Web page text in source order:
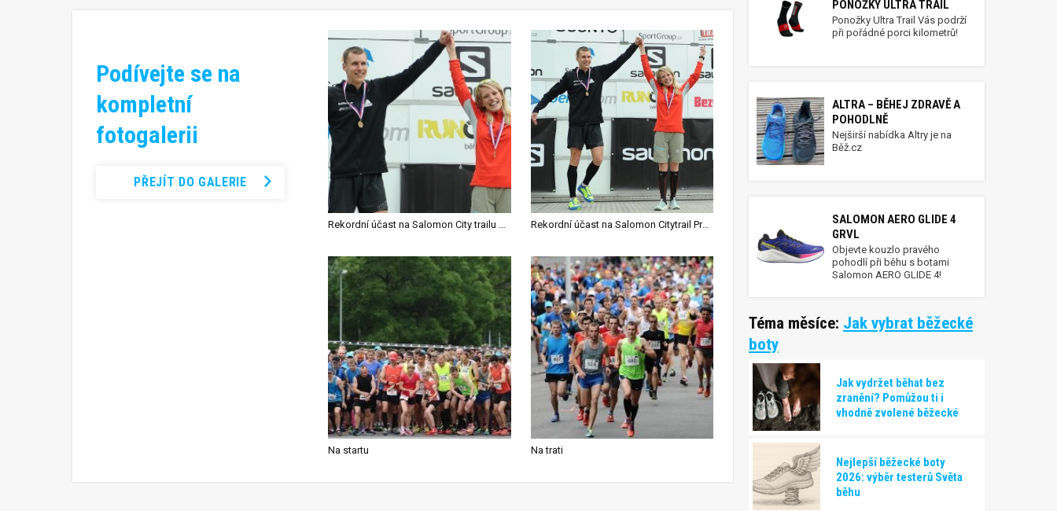
Podívejte se na
kompletní
fotogalerii
PŘEJÍT DO GALERIE
Rekordní účast na Salomon Citytrail Praha – vítězi Fejfar a Zahálková
Na startu Na trati
PONOŽKY ULTRA TRAIL
Ponožky Ultra Trail Vás podrží
při pořádné porci kilometrů!
ALTRA – BĚHEJ ZDRAVĚ A
POHODLNĚ
Nejširší nabídka Altry je na
Běž.cz
SALOMON AERO GLIDE 4
GRVL
Objevte kouzlo pravého
pohodlí při běhu s botami
Salomon AERO GLIDE 4!
Téma měsíce: Jak vybrat běžecké
boty
Jak vydržet běhat bez
zranění? Pomůžou ti i
vhodně zvolené běžecké
Nejlepší běžecké boty
2026: výběr testerů Světa
běhu